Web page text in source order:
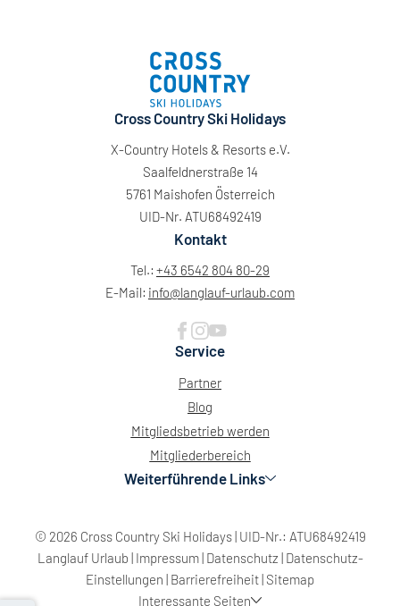
Cross Country Ski Holidays
X-Country Hotels & Resorts e.V.
Saalfeldnerstraße 14
5761 Maishofen Österreich
UID-Nr. ATU68492419
Kontakt
Tel.: +43 6542 804 80-29
E-Mail: info@langlauf-urlaub.com
Service
Partner
Blog
Mitgliedsbetrieb werden
Mitgliederbereich
Weiterführende Links
© 2026 Cross Country Ski Holidays| UID-Nr.: ATU68492419
Langlauf Urlaub | Impressum| Datenschutz | Datenschutz-
Einstellungen | Barrierefreiheit| Sitemap
Interessante Seiten